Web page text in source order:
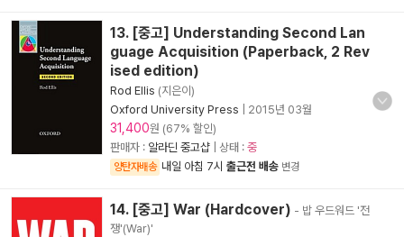
13. [중고] Understanding Second Lan
guage Acquisition (Paperback, 2 Rev
ised edition)
Rod Ellis (지은이)
Oxford University Press
2015년 03월
31,400원 (67% 할인)
판매자 : 알라딘 중고샵 | 상태 : 중
양탄자배송 내일 아침 7시 출근전 배송 변경
14. [중고] War (Hardcover) - 밥 우드워드 '전
쟁'(War)'